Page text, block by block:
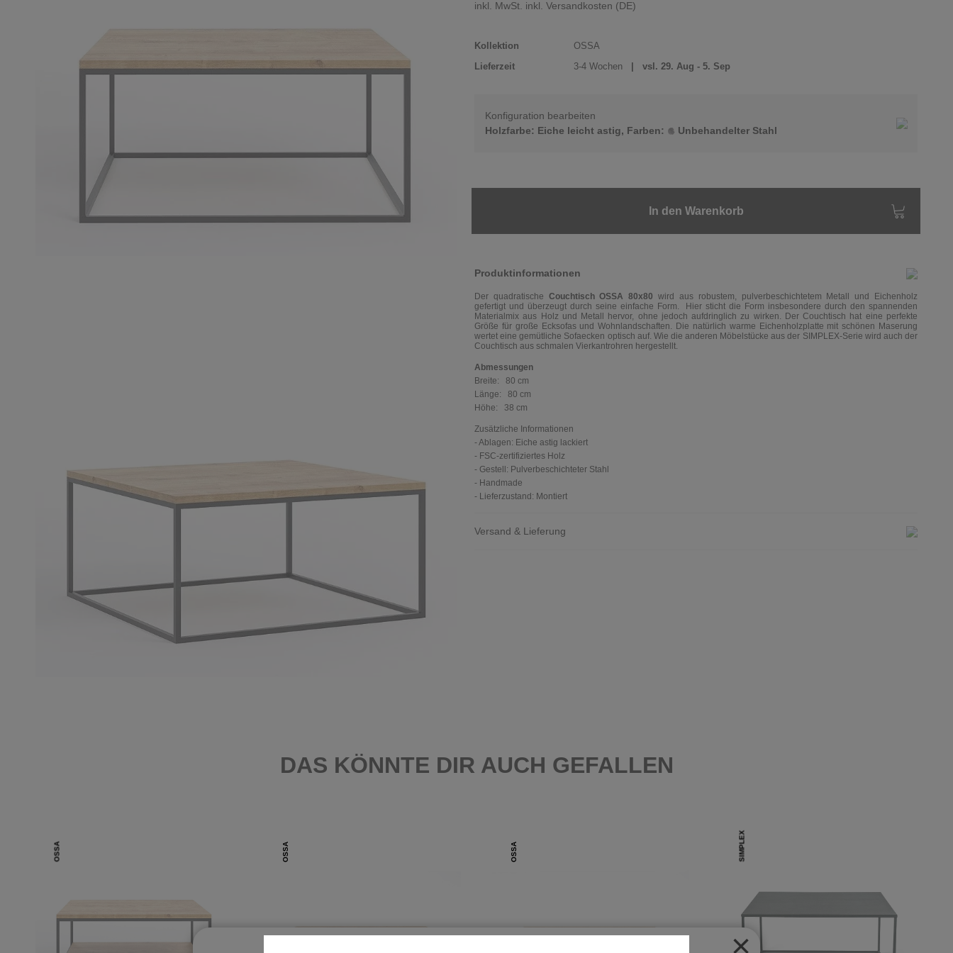
inkl. MwSt. inkl. Versandkosten (DE)
Kollektion
OSSA
Lieferzeit
3-4 Wochen | vsl. 29. Aug - 5. Sep
Konfiguration bearbeiten
Holzfarbe: Eiche leicht astig, Farben:
Unbehandelter Stahl
In den Warenkorb
Produktinformationen
Der quadratische Couchtisch OSSA 80x80wird aus robustem, pulverbeschichtetem
Metall und Eichenholz
gefertigt und überzeugt durch seine einfache Form.
Hier sticht die Form insbesondere durch den spannenden
Materialmix aus Holz und Metall hervor, ohne jedoch aufdringlich zu wirken. Der Couchtisch hat eine perfekte
Größe für große Ecksofas und Wohnlandschaften. Die natürlich warme Eichenholzplatte mit schönen Maserung
wertet eine gemütliche Sofaecken optisch auf. Wie die anderen Möbelstücke aus der SIMPLEX-Serie wird auch der
Couchtisch aus schmalen Vierkantrohren hergestellt.
Abmessungen
Breite:
80 cm
Länge:
80 cm
Höhe:
38 cm
Zusätzliche Informationen
- Ablagen: Eiche astig lackiert
- FSC-zertifiziertes Holz
- Gestell: Pulverbeschichteter Stahl
- Handmade
- Lieferzustand: Montiert
Versand & Lieferung
DAS KÖNNTE DIR AUCH GEFALLEN
OSSA OSSA OSSA SIMPLEX